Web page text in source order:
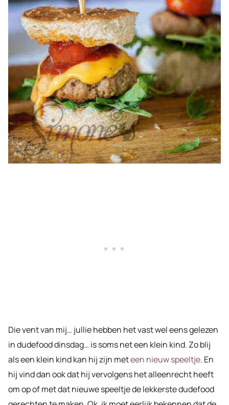
Die vent van mij… jullie hebben het vast wel eens gelezen
in dudefood dinsdag… is soms net een klein kind. Zo blij
als een klein kind kan hij zijn meteen nieuw speeltje. En
hij vind dan ook dat hij vervolgens het alleenrecht heeft
om op of met dat nieuwe speeltje de lekkerste dudefood